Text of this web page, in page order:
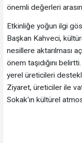
önemli değerleri
Etkinliğe yoğun ilgi
Başkan Kahveci,
nesillere aktarılması
önem taşıdığını
yerel üreticileri
Ziyaret, üreticiler ile
Sokak'ın kültürel